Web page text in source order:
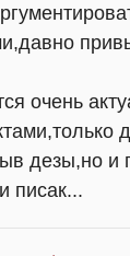
очень
дезы,но и
писак...